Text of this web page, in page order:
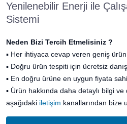
Yenilenebilir Enerji ile
Sistemi
Neden Bizi Tercih Etmelisiniz ?
▪ Her ihtiyaca cevap veren geniş
▪ Doğru ürün tespiti için ücretsiz
▪ En doğru ürüne en uygun fiyata
▪ Ürün hakkında daha detaylı bilgi
aşağıdaki iletişim kanallarından bize